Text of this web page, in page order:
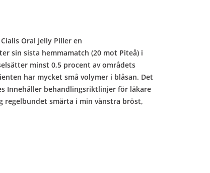
Oral Jelly Piller en
sin sista hemmamatch (20 mot Piteå) i
minst 0,5 procent av områdets
har mycket små volymer i blåsan. Det
Innehåller behandlingsriktlinjer för läkare
smärta i min vänstra bröst,